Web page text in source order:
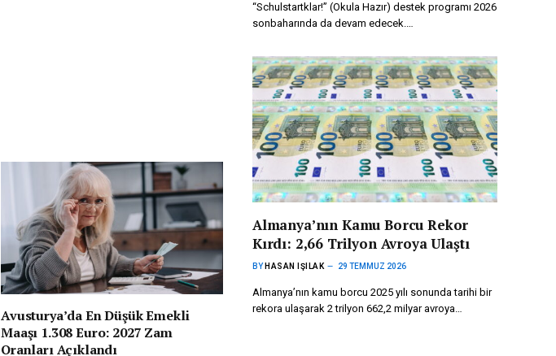
Avusturya’da En Düşük Emekli
Maaşı 1.308 Euro: 2027 Zam
Oranları Açıklandı
“Schulstartklar!” (Okula Hazır) destek programı 2026
sonbaharında da devam edecek.…
Almanya’nın Kamu Borcu Rekor
Kırdı: 2,66 Trilyon Avroya Ulaştı
BY HASAN IŞILAK 29 TEMMUZ 2026
Almanya’nın kamu borcu 2025 yılı sonunda tarihi bir
rekora ulaşarak 2 trilyon 662,2 milyar avroya…